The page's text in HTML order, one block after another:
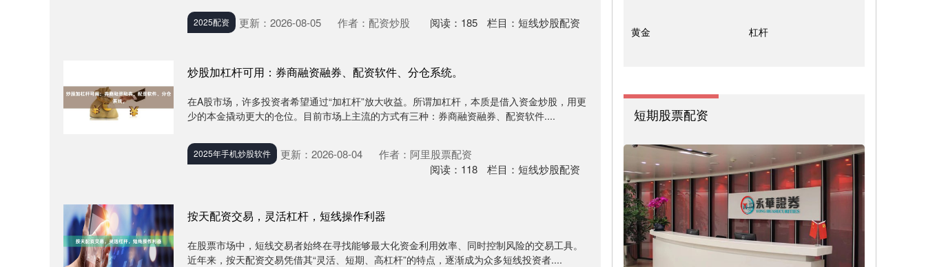
2025配资 更新：2026-08-05 作者：配资炒股 阅读： 185 栏目： 短线炒股配资
炒股加杠杆可用：券商融资融券、配资软件、分仓系统。
在A股市场，许多投资者希望通过“加杠杆”放大收益。所谓加杠杆，本质是借入资金炒股，用更
少的本金撬动更大的仓位。目前市场上主流的方式有三种：券商融资融券、配资软件....
2025年手机炒股软件 更新：2026-08-04
作者：阿里股票配资
阅读： 118 栏目： 短线炒股配资
按天配资交易，灵活杠杆，短线操作利器
在股票市场中，短线交易者始终在寻找能够最大化资金利用效率、同时控制风险的交易工具。
近年来，按天配资交易凭借其“灵活、短期、高杠杆”的特点，逐渐成为众多短线投资者....
黄金 杠杆
短期股票配资